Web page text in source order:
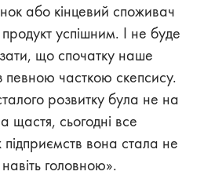
або кінцевий споживач
успішним. І не буде
що спочатку наше
певною часткою скепсису.
розвитку була не на
щастя, сьогодні все
підприємств вона стала не
головною».